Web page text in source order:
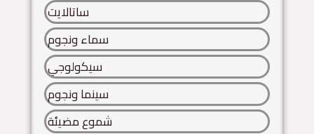
ساتالايت
سماء ونجوم
سيكولوجي
سينما ونجوم
شموع مضيئة